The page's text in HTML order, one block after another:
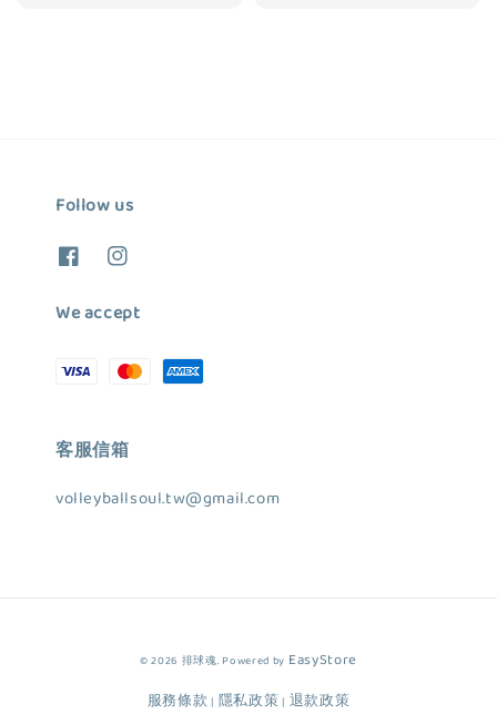
Follow us
We accept
客服信箱
volleyballsoul.tw@gmail.com
© 2026 排球魂. Powered by EasyStore
服務條款 | 隱私政策 | 退款政策